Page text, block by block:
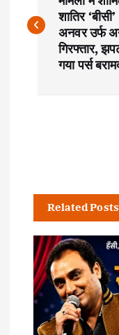
s
g
a
t
शातिर ‘बीसी’
अनवर उर्फ
गिरफ्तार,
गया पर्स
Related Posts